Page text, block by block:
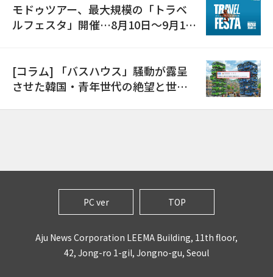
モドゥツアー、最大規模の「トラベ
ルフェスタ」開催…8月10日～9月11
[コラム] 「バスハウス」騒動が露呈
させた韓国・青年世代の絶望と世代
PC ver TOP
Aju News Corporation LEEMA Building, 11th floor,
42, Jong-ro 1-gil, Jongno-gu, Seoul